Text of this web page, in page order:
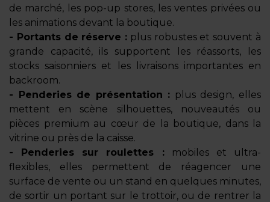
de marché, les pop-up stores, les ventes privées ou
les animations devant la boutique.
- Portants de réserve : plus robustes et souvent à
grande capacité, ils supportent les réassorts, les
stocks saisonniers et les livraisons importantes en
backroom.
- Penderies de présentation : plus design, elles
mettent en scène silhouettes, nouveautés ou
pièces premium au cœur de la boutique, dans la
vitrine ou près de la caisse.
- Penderies sur roulettes :mobiles et ultra-
flexibles, elles permettent de réagencer une
surface de vente ou un stand en quelques minutes,
de sortir un portant sur le trottoir, ou de rentrer la